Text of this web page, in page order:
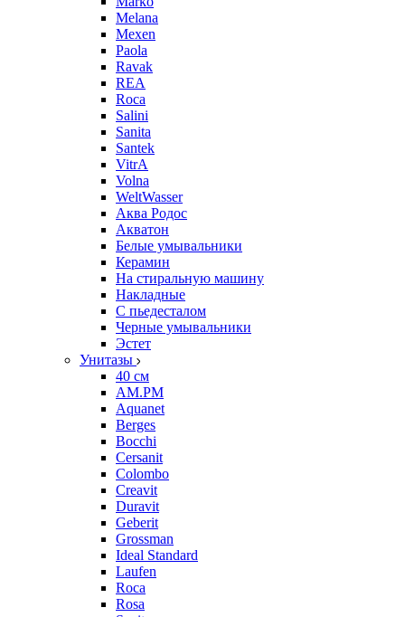
Melana
Mexen
Paola
Ravak
REA
Roca
Salini
Sanita
Santek
VitrA
Volna
WeltWasser
Аква Родос
Акватон
Белые умывальники
Керамин
На стиральную машину
Накладные
С пьедесталом
Черные умывальники
Эстет
Унитазы
40 см
AM.PM
Aquanet
Berges
Bocchi
Cersanit
Colombo
Creavit
Duravit
Geberit
Grossman
Ideal Standard
Laufen
Roca
Rosa